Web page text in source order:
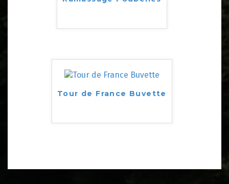
Tour de France Buvette